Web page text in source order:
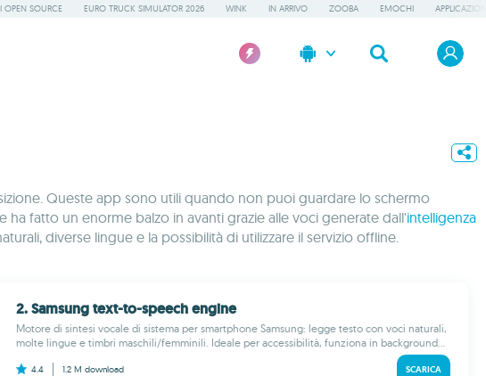
OPEN SOURCE EURO TRUCK SIMULATOR 2026 WINK IN ARRIVO ZOOBA EMOCHI
Queste app sono utili quando non puoi guardare lo schermo
ha fatto un enorme balzo in avanti grazie alle voci generate dall'intelligenza
diverse lingue e la possibilità di utilizzare il servizio offline.
2. Samsung text-to-speech engine
Motore di sintesi vocale di sistema per smartphone Samsung: legge testo con voci naturali,
molte lingue e timbri maschili/femminili. Ideale per accessibilità, funziona in background...
4.4 1.2 M download SCARICA